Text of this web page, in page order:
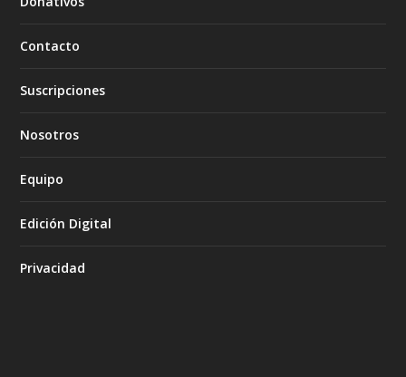
Contacto
Suscripciones
Nosotros
Equipo
Edición Digital
Privacidad